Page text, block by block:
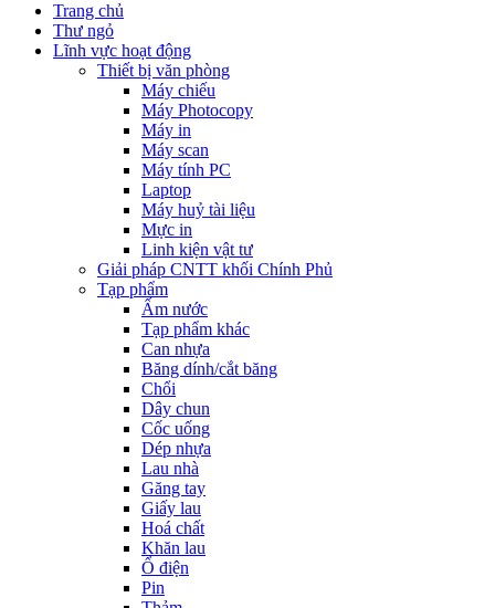
Trang chủ
Thư ngỏ
Lĩnh vực hoạt động
Thiết bị văn phòng
Máy chiếu
Máy Photocopy
Máy in
Máy scan
Máy tính PC
Laptop
Máy huỷ tài liệu
Mực in
Linh kiện vật tư
Giải pháp CNTT khối Chính Phủ
Tạp phẩm
Ấm nước
Tạp phẩm khác
Can nhựa
Băng dính/cắt băng
Chổi
Dây chun
Cốc uống
Dép nhựa
Lau nhà
Găng tay
Giấy lau
Hoá chất
Khăn lau
Ổ điện
Pin